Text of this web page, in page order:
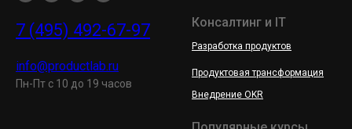
7 (495) 492-67-97
info@productlab.ru
Пн-Пт с 10 до 19 часов
Консалтинг и IT
Разработка продуктов
Продуктовая трансформация
Внедрение OKR